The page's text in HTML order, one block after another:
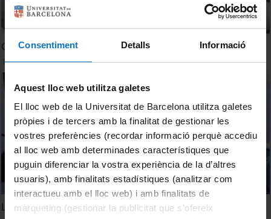
Consentiment Detalls Informació
Aquest lloc web utilitza galetes
El lloc web de la Universitat de Barcelona utilitza galetes
pròpies i de tercers amb la finalitat de gestionar les
vostres preferències (recordar informació perquè accediu
al lloc web amb determinades característiques que
puguin diferenciar la vostra experiència de la d’altres
usuaris), amb finalitats estadístiques (analitzar com
interactueu amb el lloc web) i amb finalitats de
màrqueting (gestionar la publicitat que s’ofereix
Consciente
14 juny, 2017
La musa sintètica